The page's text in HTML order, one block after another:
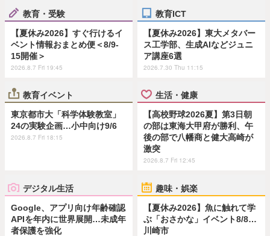
教育・受験
【夏休み2026】すぐ行けるイ
ベント情報おまとめ便＜8/9-
15開催＞
2026.8.7 Fri 19:45
教育ICT
【夏休み2026】東大メタバー
ス工学部、生成AIなどジュニ
ア講座6選
2026.7.30 Thu 11:15
教育イベント
東京都市大「科学体験教室」
24の実験企画…小中向け9/6
2026.8.7 Fri 18:15
生活・健康
【高校野球2026夏】第3日朝
の部は東海大甲府が勝利、午
後の部で八幡商と健大高崎が
激突
2026.8.7 Fri 12:45
デジタル生活
Google、アプリ向け年齢確認
APIを年内に世界展開…未成年
者保護を強化
趣味・娯楽
【夏休み2026】魚に触れて学
ぶ「おさかな」イベント8/8…
川崎市